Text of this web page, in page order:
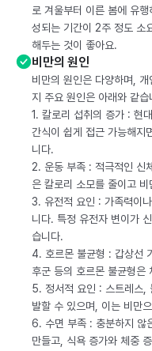
로 겨울부터 이른 봄에 유
성되는 기간이 2주 정도 소
해두는 것이 좋아요.
비만의 원인
비만의 원인은 다양하며,
지 주요 원인은 아래와 같습
1. 칼로리 섭취의 증가 : 현
간식이 쉽게 접근 가능해지
니다.
2. 운동 부족 : 적극적인 신
은 칼로리 소모를 줄이고
3. 유전적 요인 : 가족력이
니다. 특정 유전자 변이가
습니다.
4. 호르몬 불균형 : 갑상선
후군 등의 호르몬 불균형은
5. 정서적 요인 : 스트레스,
발할 수 있으며, 이는 비만
6. 수면 부족 : 충분하지 않
만들고, 식욕 증가와 체중